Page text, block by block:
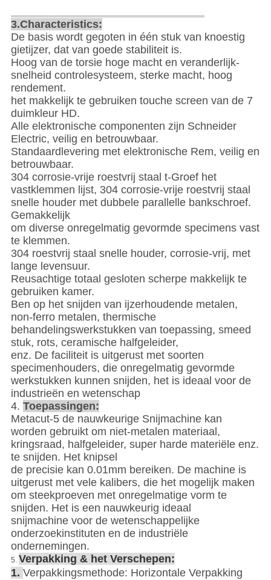
3.Characteristics:
De basis wordt gegoten in één stuk van knoestig
gietijzer, dat van goede stabiliteit is.
Hoog van de torsie hoge macht en veranderlijk-
snelheid controlesysteem, sterke macht, hoog
rendement.
het makkelijk te gebruiken touche screen van de 7
duimkleur HD.
Alle elektronische componenten zijn Schneider
Electric, veilig en betrouwbaar.
Standaardlevering met elektronische Rem, veilig en
betrouwbaar.
304 corrosie-vrije roestvrij staal t-Groef het
vastklemmen lijst, 304 corrosie-vrije roestvrij staal
snelle houder met dubbele parallelle bankschroef.
Gemakkelijk
om diverse onregelmatig gevormde specimens vast
te klemmen.
304 roestvrij staal snelle houder, corrosie-vrij, met
lange levensuur.
Reusachtige totaal gesloten scherpe makkelijk te
gebruiken kamer.
Ben op het snijden van ijzerhoudende metalen,
non-ferro metalen, thermische
behandelingswerkstukken van toepassing, smeed
stuk, rots, ceramische halfgeleider,
enz. De faciliteit is uitgerust met soorten
specimenhouders, die onregelmatig gevormde
werkstukken kunnen snijden, het is ideaal voor de
industrieën en wetenschap
4. Toepassingen:
Metacut-5 de nauwkeurige Snijmachine kan
worden gebruikt om niet-metalen materiaal,
kringsraad, halfgeleider, super harde materiële enz.
te snijden. Het knipsel
de precisie kan 0.01mm bereiken. De machine is
uitgerust met vele kalibers, die het mogelijk maken
om steekproeven met onregelmatige vorm te
snijden. Het is een nauwkeurig ideaal
snijmachine voor de wetenschappelijke
onderzoekinstituten en de industriële
ondernemingen.
5. Verpakking & het Verschepen:
1. Verpakkingsmethode: Horizontale Verpakking